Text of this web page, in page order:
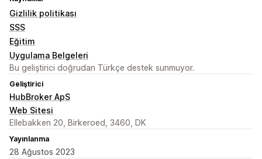
Gizlilik politikası
SSS
Eğitim
Uygulama Belgeleri
Bu geliştirici doğrudan Türkçe destek sunmuyor.
Geliştirici
HubBroker ApS
Web Sitesi
Ellebakken 20, Birkeroed, 3460, DK
Yayınlanma
28 Ağustos 2023